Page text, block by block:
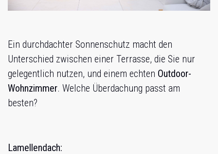
Ein durchdachter Sonnenschutz macht den
Unterschied zwischen einer Terrasse, die Sie nur
gelegentlich nutzen, und einem echten Outdoor-
Wohnzimmer. Welche Überdachung passt am
besten?
Lamellendach: